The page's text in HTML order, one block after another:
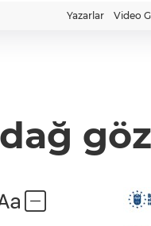
Yazarlar Video